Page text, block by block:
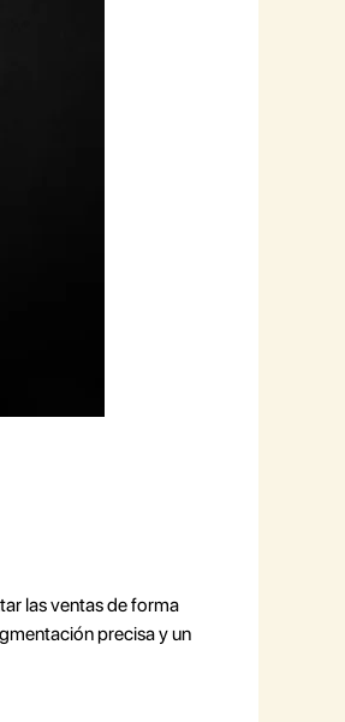
las ventas de forma
precisa y un